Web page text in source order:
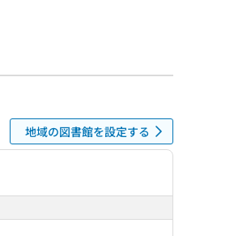
地域の図書館を設定する